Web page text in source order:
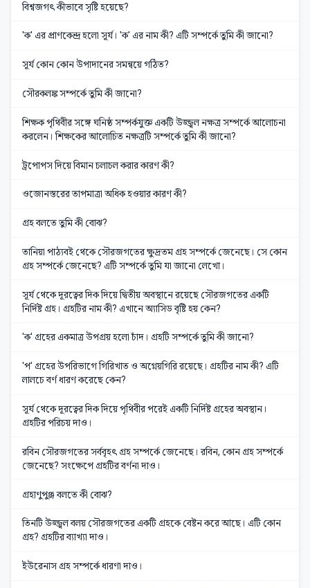
বিশ্বজগৎ কীভাবে সৃষ্টি হয়েছে?
'ক' এর প্রাণকেন্দ্র হলো সূর্য। 'ক' এর নাম কী? এটি সম্পর্কে তুমি কী জানো?
সূর্য কোন কোন উপাদানের সমন্বয়ে গঠিত?
সৌরকলঙ্ক সম্পর্কে তুমি কী জানো?
শিক্ষক পৃথিবীর সঙ্গে ঘনিষ্ঠ সম্পর্কযুক্ত একটি উজ্জ্বল নক্ষত্র সম্পর্কে আলোচনা
করলেন। শিক্ষকের আলোচিত নক্ষত্রটি সম্পর্কে তুমি কী জানো?
ট্রপোপস দিয়ে বিমান চলাচল করার কারণ কী?
ওজোনস্তরের তাপমাত্রা অধিক হওয়ার কারণ কী?
গ্রহ বলতে তুমি কী বোঝ?
তানিয়া পাঠ্যবই থেকে সৌরজগতের ক্ষুদ্রতম গ্রহ সম্পর্কে জেনেছে। সে কোন
গ্রহ সম্পর্কে জেনেছে? এটি সম্পর্কে তুমি যা জানো লেখো।
সূর্য থেকে দূরত্বের দিক দিয়ে দ্বিতীয় অবস্থানে রয়েছে সৌরজগতের একটি
নির্দিষ্ট গ্রহ। গ্রহটির নাম কী? এখানে অ্যাসিড বৃষ্টি হয় কেন?
'ক' গ্রহের একমাত্র উপগ্রয় হলো চাঁদ। গ্রহটি সম্পর্কে তুমি কী জানো?
'প' গ্রহের উপরিভাগে গিরিখাত ও অগ্নেয়গিরি রয়েছে। গ্রহটির নাম কী? এটি
লালচে বর্ণ ধারণ করেছে কেন?
সূর্য থেকে দূরত্বের দিক দিয়ে পৃথিবীর পরেই একটি নির্দিষ্ট গ্রহের অবস্থান।
গ্রহটির পরিচয় দাও।
রবিন সৌরজগতের সর্ববৃহৎ গ্রহ সম্পর্কে জেনেছে। রবিন, কোন গ্রহ সম্পর্কে
জেনেছে? সংক্ষেপে গ্রহটির বর্ণনা দাও।
গ্রহাণুপুঞ্জ বলতে কী বোঝ?
তিনটি উজ্জ্বল বলয় সৌরজগতের একটি গ্রহকে বেষ্টন করে আছে। এটি কোন
গ্রহ? গ্রহটির ব্যাখ্যা দাও।
ইউরেনাস গ্রহ সম্পর্কে ধারণা দাও।